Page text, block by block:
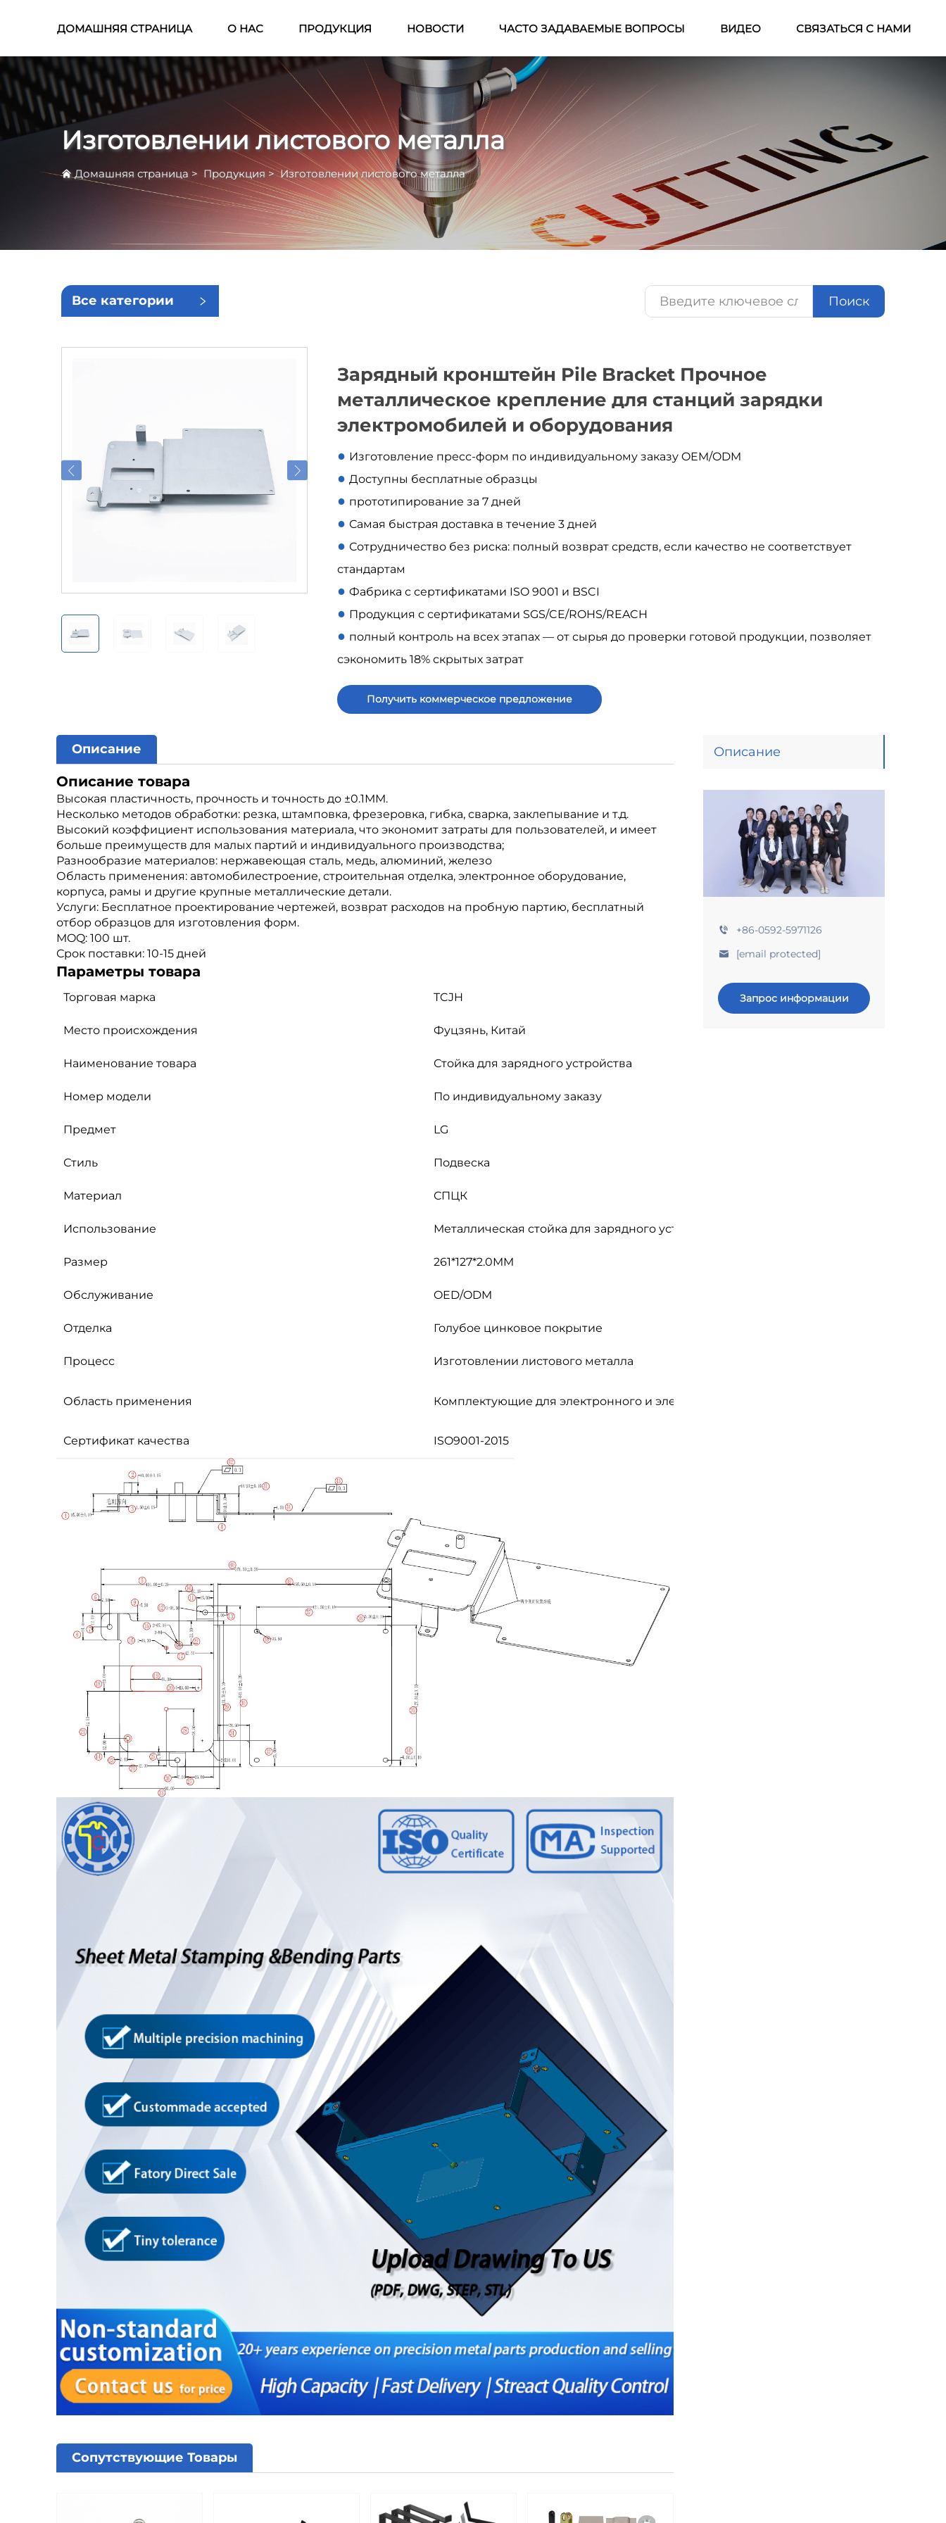
ДОМАШНЯЯ СТРАНИЦА О НАС ПРОДУКЦИЯ НОВОСТИ ЧАСТО ЗАДАВАЕМЫЕ ВОПРОСЫ ВИДЕО СВЯЗАТЬСЯ С НАМИ
Изготовлении листового металла
Домашняя страница > Продукция >Изготовлении листового металла
Все категории Поиск
Зарядный кронштейн Pile Bracket Прочное
металлическое крепление для станций зарядки
электромобилей и оборудования
● Изготовление пресс-форм по индивидуальному заказу OEM/ODM
● Доступны бесплатные образцы
● прототипирование за 7 дней
● Самая быстрая доставка в течение 3 дней
● Сотрудничество без риска: полный возврат средств, если качество не соответствует
стандартам
● Фабрика с сертификатами ISO 9001 и BSCI
● Продукция с сертификатами SGS/CE/ROHS/REACH
● полный контроль на всех этапах — от сырья до проверки готовой продукции, позволяет
сэкономить 18% скрытых затрат
Получить коммерческое предложение
Описание
+86-0592-5971126
[email protected]
Запрос информации
Описание
Описание товара
Высокая пластичность, прочность и точность до ±0.1ММ.
Несколько методов обработки: резка, штамповка, фрезеровка, гибка, сварка, заклепывание и т.д.
Высокий коэффициент использования материала, что экономит затраты для пользователей, и имеет
больше преимуществ для малых партий и индивидуального производства;
Разнообразие материалов: нержавеющая сталь, медь, алюминий, железо
Область применения: автомобилестроение, строительная отделка, электронное оборудование,
корпуса, рамы и другие крупные металлические детали.
Услуги: Бесплатное проектирование чертежей, возврат расходов на пробную партию, бесплатный
отбор образцов для изготовления форм.
MOQ: 100 шт.
Срок поставки: 10-15 дней
Параметры товара
Торговая марка TCJH
Место происхождения Фуцзянь, Китай
Наименование товара Стойка для зарядного устройства
Номер модели По индивидуальному заказу
Предмет LG
Стиль Подвеска
Материал СПЦК
Использование Металлическая стойка для зарядного устройства
Размер 261*127*2.0MM
Обслуживание OED/ODM
Отделка Голубое цинковое покрытие
Процесс Изготовлении листового металла
Область применения Комплектующие для электронного и электрического оборудования
Сертификат качества ISO9001-2015
Сопутствующие Товары